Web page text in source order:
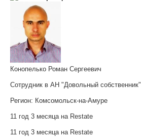
Конопелько Роман Сергеевич
Сотрудник в АН "Довольный собственник"
Регион: Комсомольск-на-Амуре
11 год 3 месяца на Restate
11 год 3 месяца на Restate